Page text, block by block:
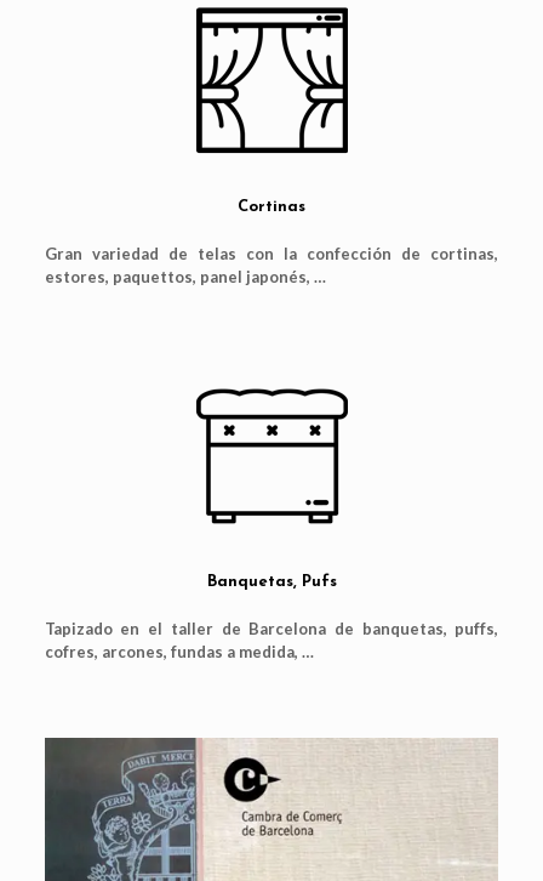
Cortinas
Gran variedad de telas con la confección de cortinas,
estores, paquettos, panel japonés, …
Banquetas, Pufs
Tapizado en el taller de Barcelona de banquetas, puffs,
cofres, arcones, fundas a medida, …